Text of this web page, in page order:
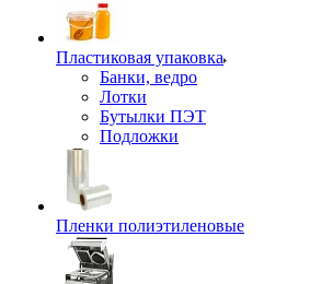
Пластиковая упаковка
Банки, ведро
Лотки
Бутылки ПЭТ
Подложки
Пленки полиэтиленовые